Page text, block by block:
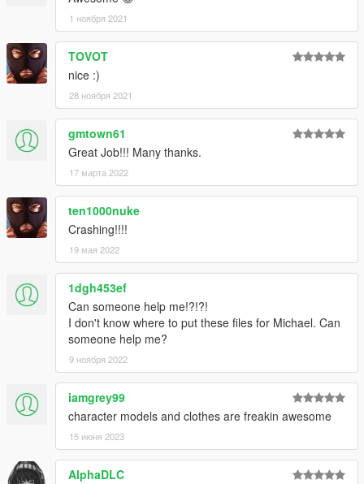
V - Cyberpunk 2077 by TheFriedturkey
Cyberpunk City by OlegTemple
cyberpunk.net
1 ноября 2021
TOVOT
nice :)
28 ноября 2021
gmtown61
Great Job!!! Many thanks.
17 марта 2022
ten1000nuke
Crashing!!!!
19 мая 2022
1dgh453ef
Can someone help me!?!?!
I don't know where to put these files for Michael. Can
someone help me?
9 ноября 2022
iamgrey99
character models and clothes are freakin awesome
15 июня 2023
AlphaDLC